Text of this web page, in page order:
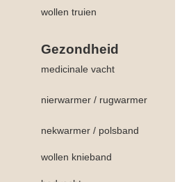
wollen truien
Gezondheid
medicinale vacht
nierwarmer / rugwarmer
nekwarmer / polsband
wollen knieband